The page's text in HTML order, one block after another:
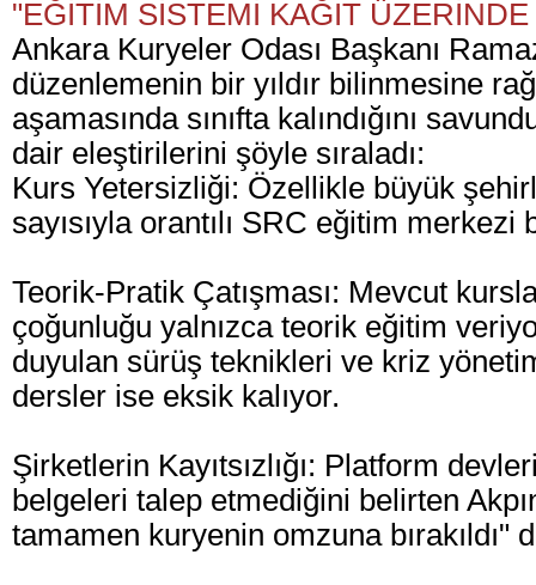
"EĞİTİM SİSTEMİ KAĞIT
Ankara Kuryeler Odası Başkanı
düzenlemenin bir yıldır bilinmesine
aşamasında sınıfta kalındığını
dair eleştirilerini şöyle sıraladı:
Kurs Yetersizliği: Özellikle büyük
sayısıyla orantılı SRC eğitim merkezi
Teorik-Pratik Çatışması: Mevcut
çoğunluğu yalnızca teorik eğitim
duyulan sürüş teknikleri ve kriz
dersler ise eksik kalıyor.
Şirketlerin Kayıtsızlığı: Platform
belgeleri talep etmediğini belirten
tamamen kuryenin omzuna bırakıldı"